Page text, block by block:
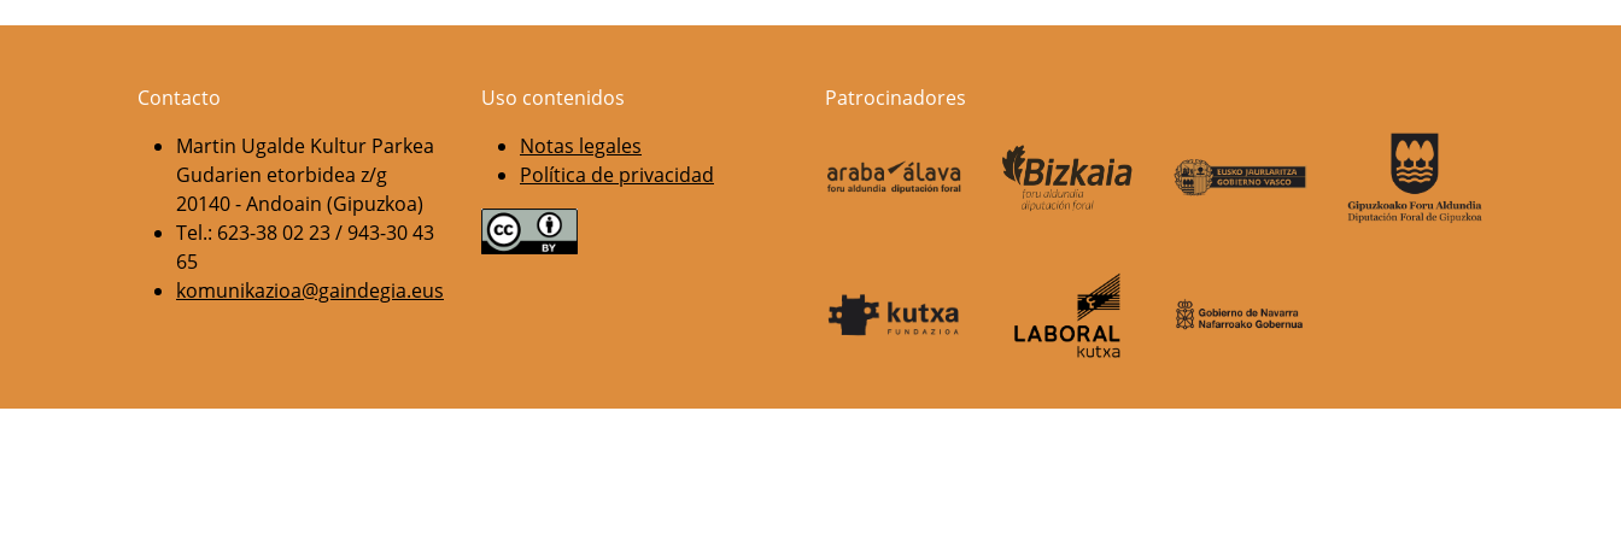
Contacto
Martin Ugalde Kultur Parkea
Gudarien etorbidea z/g
20140 - Andoain (Gipuzkoa)
Tel.: 623-38 02 23 / 943-30 43
65
komunikazioa@gaindegia.eus
Uso contenidos
Notas legales
Política de privacidad
Patrocinadores